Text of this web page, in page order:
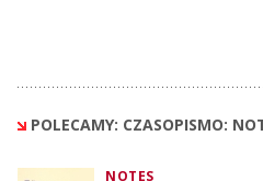
POLECAMY: CZASOPISMO:
NOTES